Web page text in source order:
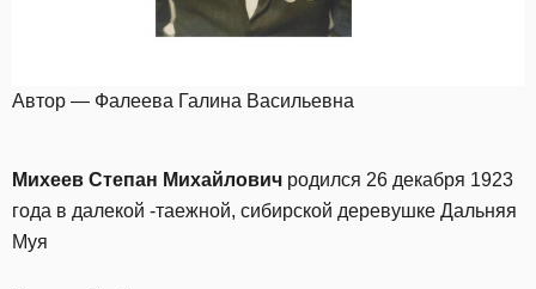
Автор — Фалеева Галина Васильевна
Михеев Степан Михайлович родился 26 декабря 1923
года в далекой -таежной, сибирской деревушке Дальняя
Муя